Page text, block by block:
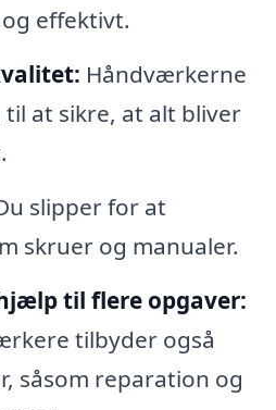
effektivt.
Håndværkerne
at sikre, at alt bliver
slipper for at
skruer og manualer.
til flere opgaver:
tilbyder også
såsom reparation og